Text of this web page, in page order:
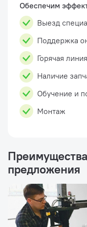
Обеспечим
Выезд
Поддержка
Горячая линия
Наличие
Обучение и
Монтаж
предложения